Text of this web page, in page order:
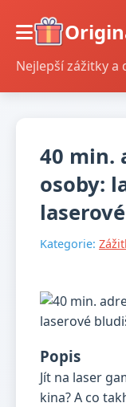
Nejlepší zážitky
40 min.
osoby:
Kategorie:
Popis
Jít na laser
kina? A co